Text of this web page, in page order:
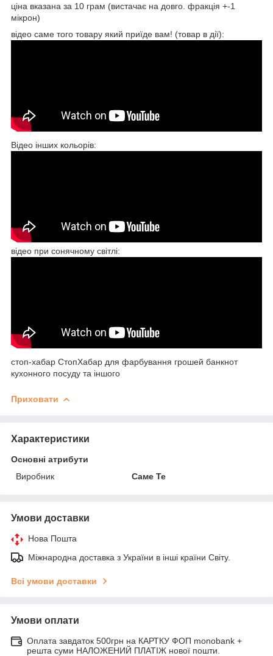
ціна вказана за 10 грам (вистачає на довго. фракція +-1
мікрон)
відео саме того товару який приїде вам! (товар в дії):
Відео інших кольорів:
відео при сонячному світлі:
стоп-хабар СтопХабар для фарбування грошей банкнот
кухонного посуду та іншого
Приховати
Характеристики
Основні атрибути
Виробник
Саме Те
Умови доставки
Нова Пошта
Міжнародна доставка з України в інші країни Світу.
Всі умови доставки
Умови оплати
Оплата завдаток 500грн на КАРТКУ ФОП monobank +
решта суми НАЛОЖЕНИЙ ПЛАТІЖ нової пошти.